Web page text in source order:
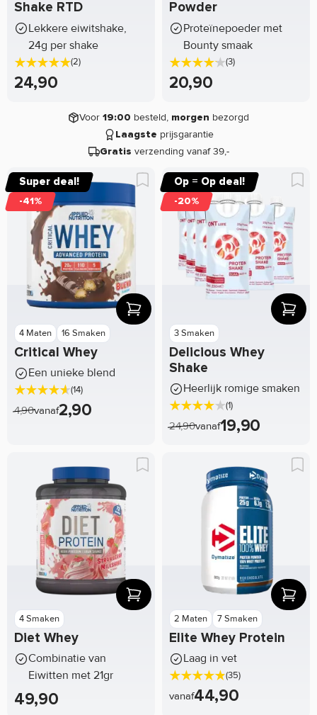
Shake RTD
Lekkere eiwitshake,
24g per shake
(2)
24,90
Powder
Proteïnepoeder met
Bounty smaak
(3)
20,90
Voor 19:00 besteld, morgen bezorgd
Laagste prijsgarantie
Gratis verzending vanaf 39,-
Super deal!
-41%
4 Maten 16 Smaken
Critical Whey
Een unieke blend
(14)
4,90vanaf2,90
Op = Op deal!
-20%
3 Smaken
Delicious Whey
Shake
Heerlijk romige smaken
(1)
24,90vanaf19,90
4 Smaken
Diet Whey
Combinatie van
Eiwitten met 21gr
49,90
2 Maten 7 Smaken
Elite Whey Protein
Laag in vet
(35)
vanaf44,90